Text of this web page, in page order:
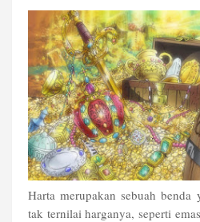
Harta merupakan sebuah benda
tak ternilai harganya, seperti